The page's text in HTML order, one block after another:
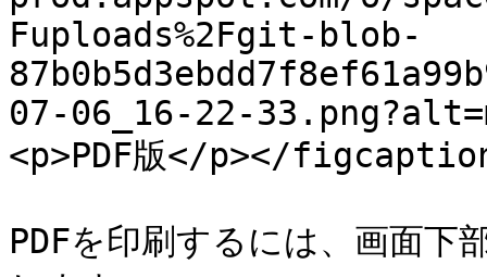
Fuploads%2Fgit-blob-
07-06_16-22-
<p>PDF版</p></
PDFを印刷するには、画面下